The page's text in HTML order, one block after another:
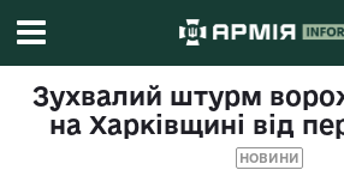
Зухвалий штурм
на Харківщині від
НОВИНИ